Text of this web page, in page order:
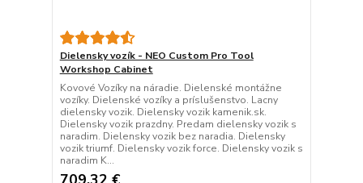
Dielensky vozík - NEO Custom Pro Tool
Workshop Cabinet
Kovové Vozíky na náradie. Dielenské montážne
vozíky. Dielenské vozíky a príslušenstvo. Lacny
dielensky vozik. Dielensky vozik kamenik.sk.
Dielensky vozik prazdny. Predam dielensky vozik s
naradim. Dielensky vozik bez naradia. Dielensky
vozik triumf. Dielensky vozik force. Dielensky vozik s
naradim K...